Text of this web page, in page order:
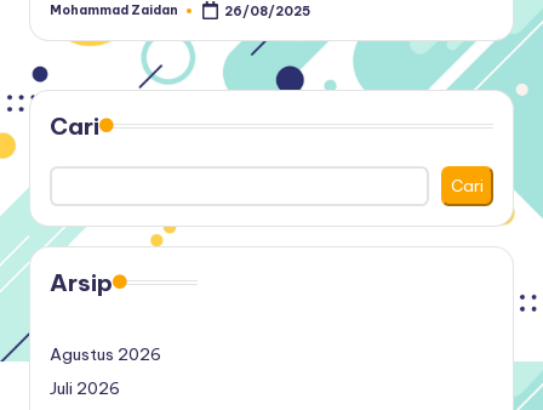
Posted
Mohammad Zaidan 26/08/2025
Cari
Cari
Arsip
Agustus 2026
Juli 2026